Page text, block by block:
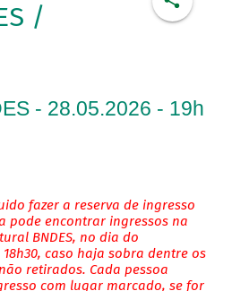
/
- 28.05.2026 - 19h
fazer a reserva de ingresso
pode encontrar ingressos na
BNDES, no dia do
caso haja sobra dentre os
retirados. Cada pessoa
com lugar marcado, se for